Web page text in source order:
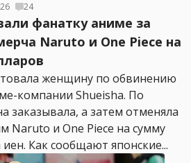
24
фанатку аниме за
Naruto и One Piece на
женщину по обвинению
компании Shueisha. По
заказывала, а затем отменяла
Naruto и One Piece на сумму
Как сообщают японские...